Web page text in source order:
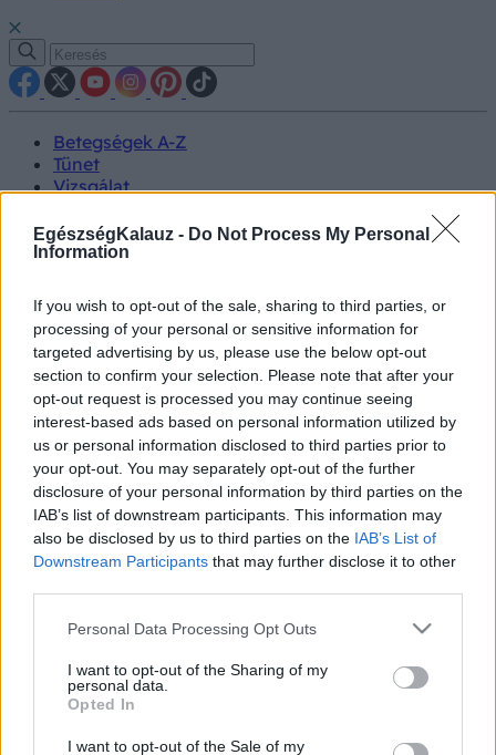
EgészségKalauz - Do Not Process My Personal
Information
If you wish to opt-out of the sale, sharing to third parties, or
processing of your personal or sensitive information for
targeted advertising by us, please use the below opt-out
section to confirm your selection. Please note that after your
opt-out request is processed you may continue seeing
interest-based ads based on personal information utilized by
us or personal information disclosed to third parties prior to
your opt-out. You may separately opt-out of the further
disclosure of your personal information by third parties on the
IAB’s list of downstream participants. This information may
also be disclosed by us to third parties on the IAB’s List of
Downstream Participants that may further disclose it to other
Please note that this website/app uses one or more Google
not limited to your visit or usage behaviour. You may click to
grant or deny consent to Google and its third-party tags to
use your data for below specified purposes in below Google
consent section.
Personal Data Processing Opt Outs
I want to opt-out of the Sharing of my
personal data.
Opted In
I want to opt-out of the Sale of my
Betegségek A-Z
Tünet
Vizsgálat
Életmódváltás
Kutatás
Hírek
Videók
Kisállatok egészsége
#allergia #influenza#cukorbetegség
#orvosmeteorológia
#vérnyomás#stroke
#rákbetegség
#reflux #ekcéma
#herpesz
Regisztráció
Hírek
Hírek